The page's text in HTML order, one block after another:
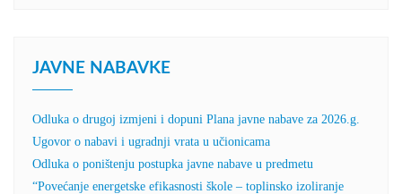
JAVNE NABAVKE
Odluka o drugoj izmjeni i dopuni Plana javne nabave za 2026.g.
Ugovor o nabavi i ugradnji vrata u učionicama
Odluka o poništenju postupka javne nabave u predmetu
“Povećanje energetske efikasnosti škole – toplinsko izoliranje